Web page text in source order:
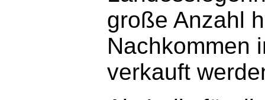
große Anzahl
Nachkommen
verkauft